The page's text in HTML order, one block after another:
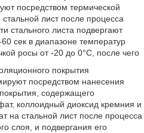
посредством термической
лист после процесса
стального листа подвергают
сек в диапазоне температур
росы от -20 до 0°C, после чего
покрытия
посредством нанесения
содержащего
коллоидный диоксид кремния и
на стальной лист после процесса
слоя, и подвергания его